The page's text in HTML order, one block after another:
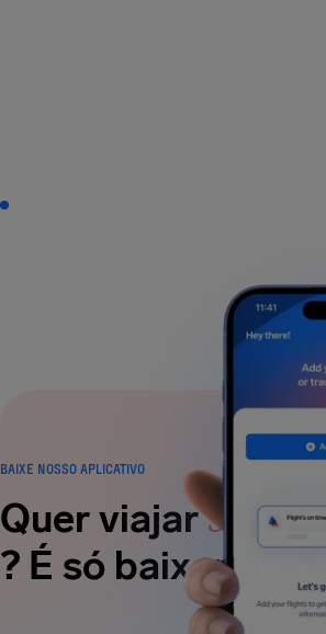
BAIXE NOSSO APLICATIVO
Quer viajarsem
? É só baixar o